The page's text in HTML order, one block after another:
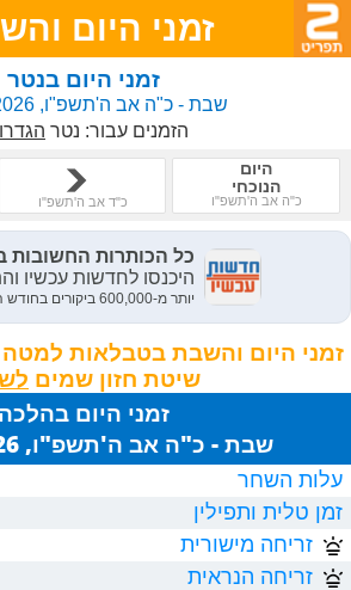
זמני היום
זמני היום בנטר
שבת - כ"ה אב ה'תשפ"ו, 08/08/2026
הזמנים עבור: נטר
היום
הנוכחי
כ"ה אב ה'תשפ"ו כ"ד אב ה'תשפ"ו
זמני היום והשבת בטבלאות
שיטת חזון שמים
זמני היום בהלכה
שבת - כ"ה אב ה'תשפ"ו, 08/08/2026
עלות השחר
זמן טלית ותפילין
זריחה מישורית
זריחה הנראית